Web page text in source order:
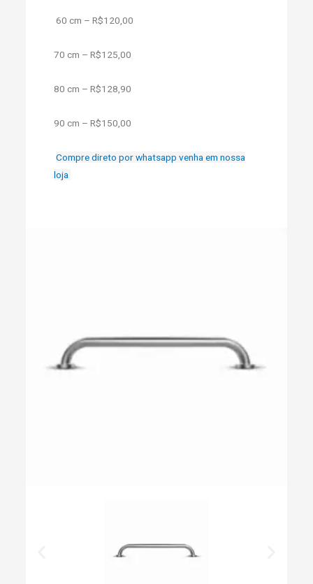
60 cm – R$120,00
70 cm – R$125,00
80 cm – R$128,90
90 cm – R$150,00
Compre direto por whatsapp venha em nossa
loja